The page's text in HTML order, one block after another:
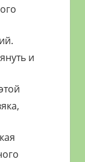
и